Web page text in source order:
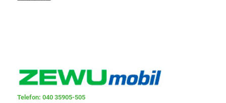
Telefon: 040 35905-505